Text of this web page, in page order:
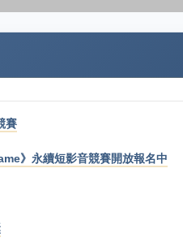
賽
》永續短影音競賽開放報名中